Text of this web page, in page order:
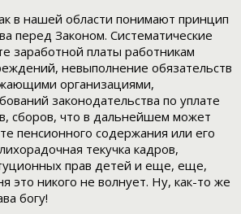
в нашей области понимают принцип
перед Законом. Систематические
заработной платы работникам
невыполнение обязательств
организациями,
законодательства по уплате
сборов, что в дальнейшем может
пенсионного содержания или его
текучка кадров,
прав детей и еще, еще,
это никого не волнует. Ну, как-то же
богу!